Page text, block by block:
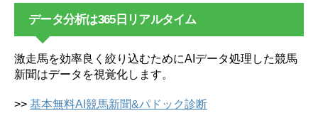
データ分析は365日リアルタイム
激走馬を効率良く絞り込むためにAIデータ処理した競馬
新聞はデータを視覚化します。
>> 基本無料AI競馬新聞&パドック診断